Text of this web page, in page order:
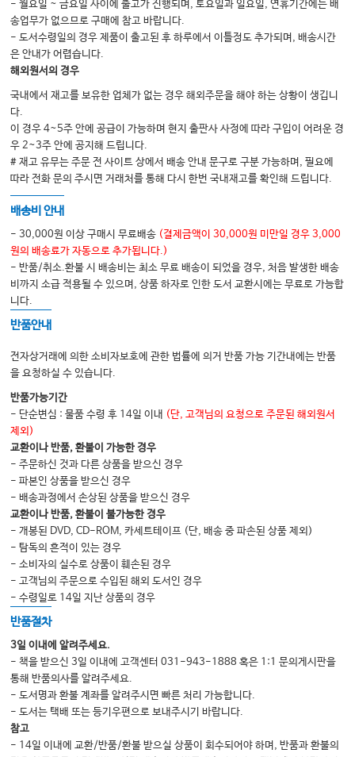
- 월요일 ~ 금요일 사이에 출고가 진행되며, 토요일과 일요일, 연휴기간에는 배
송업무가 없으므로 구매에 참고 바랍니다.
- 도서수령일의 경우 제품이 출고된 후 하루에서 이틀정도 추가되며, 배송시간
은 안내가 어렵습니다.
해외원서의 경우
국내에서 재고를 보유한 업체가 없는 경우 해외주문을 해야 하는 상황이 생깁니
다.
이 경우 4~5주 안에 공급이 가능하며 현지 출판사 사정에 따라 구입이 어려운 경
우 2~3주 안에 공지해 드립니다.
# 재고 유무는 주문 전 사이트 상에서 배송 안내 문구로 구분 가능하며, 필요에
따라 전화 문의 주시면 거래처를 통해 다시 한번 국내재고를 확인해 드립니다.
배송비 안내
- 30,000원 이상 구매시 무료배송 (결제금액이 30,000원 미만일 경우 3,000
원의 배송료가 자동으로 추가됩니다.)
- 반품/취소.환불 시 배송비는 최소 무료 배송이 되었을 경우, 처음 발생한 배송
비까지 소급 적용될 수 있으며, 상품 하자로 인한 도서 교환시에는 무료로 가능합
니다.
반품안내
전자상거래에 의한 소비자보호에 관한 법률에 의거 반품 가능 기간내에는 반품
을 요청하실 수 있습니다.
반품가능기간
- 단순변심 : 물품 수령 후 14일 이내 (단, 고객님의 요청으로 주문된 해외원서
제외)
교환이나 반품, 환불이 가능한 경우
- 주문하신 것과 다른 상품을 받으신 경우
- 파본인 상품을 받으신 경우
- 배송과정에서 손상된 상품을 받으신 경우
교환이나 반품, 환불이 불가능한 경우
- 개봉된 DVD, CD-ROM, 카세트테이프 (단, 배송 중 파손된 상품 제외)
- 탐독의 흔적이 있는 경우
- 소비자의 실수로 상품이 훼손된 경우
- 고객님의 주문으로 수입된 해외 도서인 경우
- 수령일로 14일 지난 상품의 경우
반품절차
3일 이내에 알려주세요.
- 책을 받으신 3일 이내에 고객센터 031-943-1888 혹은 1:1 문의게시판을
통해 반품의사를 알려주세요.
- 도서명과 환불 계좌를 알려주시면 빠른 처리 가능합니다.
- 도서는 택배 또는 등기우편으로 보내주시기 바랍니다.
참고
- 14일 이내에 교환/반품/환불 받으실 상품이 회수되어야 하며, 반품과 환불의